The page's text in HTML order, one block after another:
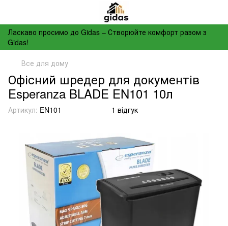
Ласкаво просимо до Gidas – Створюйте комфорт разом з
Gidas!
Все для дому
Офісний шредер для документів
Esperanza BLADE EN101 10л
Артикул: EN101 1 відгук